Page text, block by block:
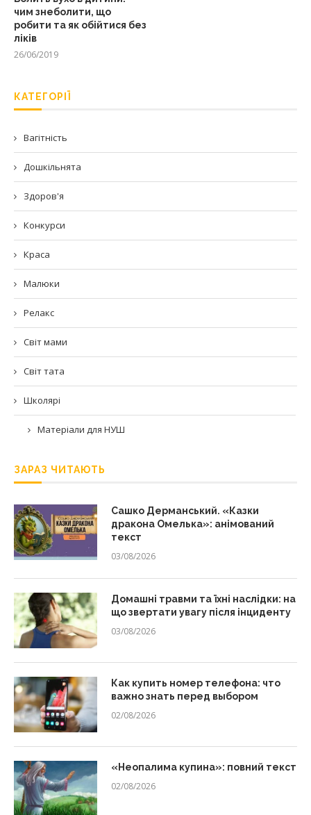
чим знеболити, що
робити та як обійтися без
ліків
26/06/2019
КАТЕГОРІЇ
Вагітність
Дошкільнята
Здоров'я
Конкурси
Краса
Малюки
Релакс
Світ мами
Світ тата
Школярі
Матеріали для НУШ
ЗАРАЗ ЧИТАЮТЬ
Сашко Дерманський. «Казки
дракона Омелька»: анімований
текст
03/08/2026
Домашні травми та їхні наслідки: на
що звертати увагу після інциденту
03/08/2026
Как купить номер телефона: что
важно знать перед выбором
02/08/2026
«Неопалима купина»: повний текст
02/08/2026